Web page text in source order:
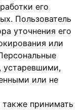
его
Пользователь
уточнения его
или
устаревшими,
или не
также принимать